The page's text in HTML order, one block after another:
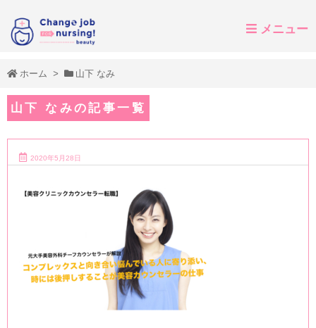
メニュー
ホーム > 山下 なみ
山下 なみの記事一覧
2020年5月28日